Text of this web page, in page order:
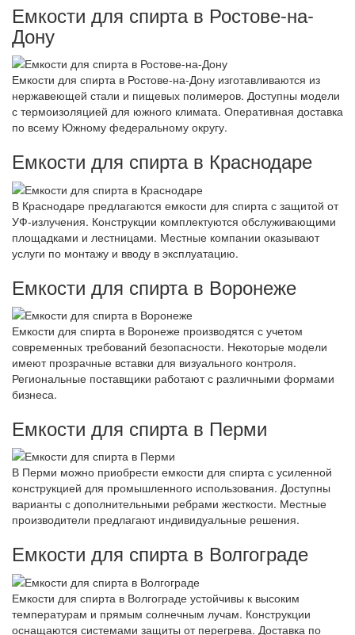
Емкости для спирта в Ростове-на-
Дону
Емкости для спирта в Ростове-на-Дону изготавливаются из
нержавеющей стали и пищевых полимеров. Доступны модели
с термоизоляцией для южного климата. Оперативная доставка
по всему Южному федеральному округу.
Емкости для спирта в Краснодаре
В Краснодаре предлагаются емкости для спирта с защитой от
УФ-излучения. Конструкции комплектуются обслуживающими
площадками и лестницами. Местные компании оказывают
услуги по монтажу и вводу в эксплуатацию.
Емкости для спирта в Воронеже
Емкости для спирта в Воронеже производятся с учетом
современных требований безопасности. Некоторые модели
имеют прозрачные вставки для визуального контроля.
Региональные поставщики работают с различными формами
бизнеса.
Емкости для спирта в Перми
В Перми можно приобрести емкости для спирта с усиленной
конструкцией для промышленного использования. Доступны
варианты с дополнительными ребрами жесткости. Местные
производители предлагают индивидуальные решения.
Емкости для спирта в Волгограде
Емкости для спирта в Волгограде устойчивы к высоким
температурам и прямым солнечным лучам. Конструкции
оснащаются системами защиты от перегрева. Доставка по